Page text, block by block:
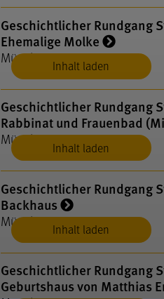
Inhalt laden
Geschichtlicher Rundgang
Ehemalige Molke
Münsingen
Inhalt laden
Geschichtlicher Rundgang
Rabbinat und Frauenbad
Münsingen
Inhalt laden
Geschichtlicher Rundgang
Backhaus
Münsingen
Geschichtlicher Rundgang
Geburtshaus von Matthias